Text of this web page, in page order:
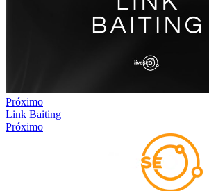
Próximo
Link Baiting
Próximo